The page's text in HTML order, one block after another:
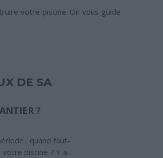
votre piscine. On vous guide
DE SA
?
: quand faut-
piscine ? Y a-